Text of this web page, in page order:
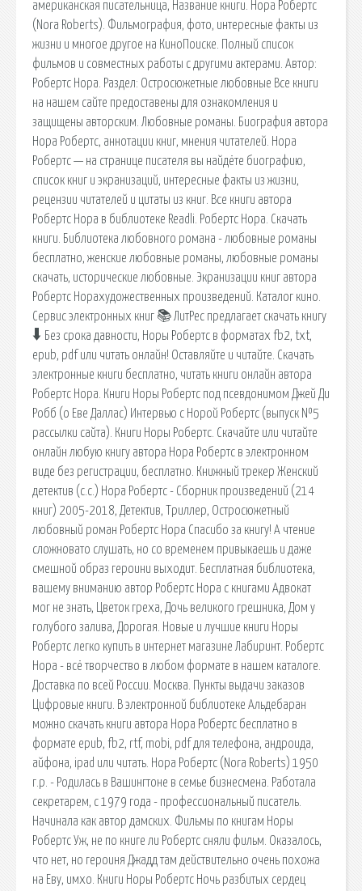
американская писательница, Название книги. Нора Робертс
(Nora Roberts). Фильмография, фото, интересные факты из
жизни и многое другое на КиноПоиске. Полный список
фильмов и совместных работы с другими актерами. Автор:
Робертс Нора. Раздел: Остросюжетные любовные Все книги
на нашем сайте предоставены для ознакомления и
защищены авторским. Любовные романы. Биография автора
Нора Робертс, аннотации книг, мнения читателей. Нора
Робертс — на странице писателя вы найдёте биографию,
список книг и экранизаций, интересные факты из жизни,
рецензии читателей и цитаты из книг. Все книги автора
Робертс Нора в библиотеке Readli. Робертс Нора. Скачать
книги. Библиотека любовного романа - любовные романы
бесплатно, женские любовные романы, любовные романы
скачать, исторические любовные. Экранизации книг автора
Робертс Норахудожественных произведений. Каталог кино.
Сервис электронных книг 📚 ЛитРес предлагает скачать книгу
🠳 Без срока давности, Норы Робертс в форматах fb2, txt,
epub, pdf или читать онлайн! Оставляйте и читайте. Скачать
электронные книги бесплатно, читать книги онлайн автора
Робертс Нора. Книги Норы Робертс под псевдонимом Джей Ди
Робб (о Еве Даллас) Интервью с Норой Робертс (выпуск №5
рассылки сайта). Книги Норы Робертс. Скачайте или читайте
онлайн любую книгу автора Нора Робертс в электронном
виде без регистрации, бесплатно. Книжный трекер Женский
детектив (с.с.) Нора Робертс - Сборник произведений (214
книг) 2005-2018, Детектив, Триллер, Остросюжетный
любовный роман Робертс Нора Спасибо за книгу! А чтение
сложновато слушать, но со временем привыкаешь и даже
смешной образ героини выходит. Бесплатная библиотека,
вашему вниманию автор Робертс Нора с книгами Адвокат
мог не знать, Цветок греха, Дочь великого грешника, Дом у
голубого залива, Дорогая. Новые и лучшие книги Норы
Робертс легко купить в интернет магазине Лабиринт. Робертс
Нора - всё творчество в любом формате в нашем каталоге.
Доставка по всей России. Москва. Пункты выдачи заказов
Цифровые книги. В электронной библиотеке Альдебаран
можно скачать книги автора Нора Робертс бесплатно в
формате epub, fb2, rtf, mobi, pdf для телефона, андроида,
айфона, ipad или читать. Нора Робертс (Nora Roberts) 1950
г.р. - Родилась в Вашингтоне в семье бизнесмена. Работала
секретарем, с 1979 года - профессиональный писатель.
Начинала как автор дамских. Фильмы по книгам Норы
Робертс Уж, не по книге ли Робертс сняли фильм. Оказалось,
что нет, но героиня Джадд там действительно очень похожа
на Еву, имхо. Книги Норы Робертс Ночь разбитых сердец